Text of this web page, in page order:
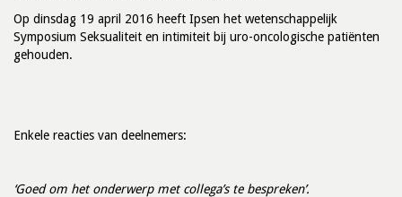
Op dinsdag 19 april 2016 heeft Ipsen het wetenschappelijk
Symposium Seksualiteit en intimiteit bij uro-oncologische patiënten
gehouden.
Enkele reacties van deelnemers:
‘Goed om het onderwerp met collega’s te bespreken’.